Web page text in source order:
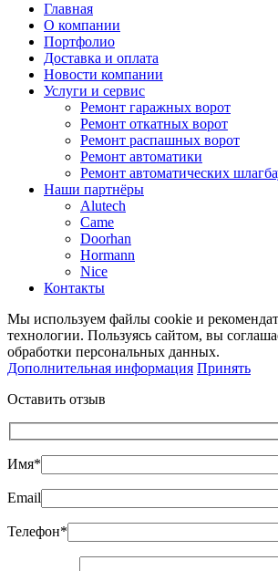
Главная
О компании
Портфолио
Доставка и оплата
Новости компании
Услуги и сервис
Ремонт гаражных ворот
Ремонт откатных ворот
Ремонт распашных ворот
Ремонт автоматики
Ремонт автоматических
Наши партнёры
Alutech
Came
Doorhan
Hormann
Nice
Контакты
Мы используем файлы cookie и
технологии. Пользуясь сайтом, вы
обработки персональных данных.
Дополнительная информация Принять
Оставить отзыв
Имя*
Email
Телефон*